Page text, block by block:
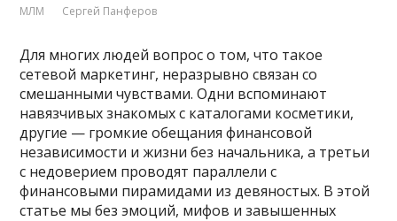
МЛМ Сергей Панферов
Для многих людей вопрос о том, что такое
сетевой маркетинг, неразрывно связан со
смешанными чувствами. Одни вспоминают
навязчивых знакомых с каталогами косметики,
другие — громкие обещания финансовой
независимости и жизни без начальника, а третьи
с недоверием проводят параллели с
финансовыми пирамидами из девяностых. В этой
статье мы без эмоций, мифов и завышенных